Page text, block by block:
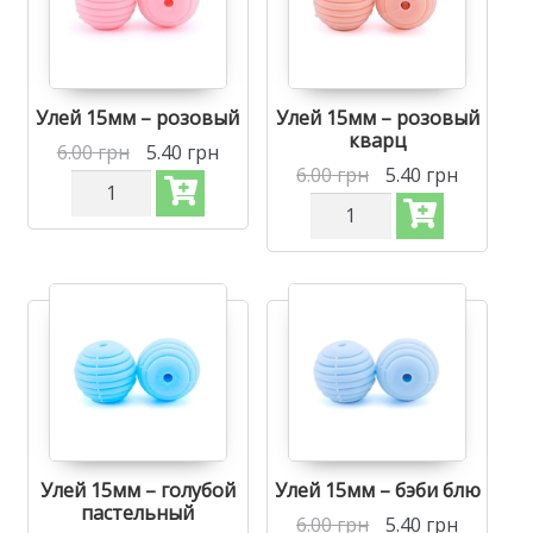
Мини
звездочка
Улей
15мм
Улей 15мм – розовый
6.00грн 5.40 грн
Количество
Силиконовая
бусинка,
прорезывателя
Улей
15мм
Розовый
Улей 15мм – розовый
кварц
6.00грн 5.40 грн
Количество
Силиконовая
бусинка,
для
зубов
-
Улей
15мм
Улей 15мм – голубой
пастельный
Улей 15мм – бэби блю
6.00грн 5.40 грн